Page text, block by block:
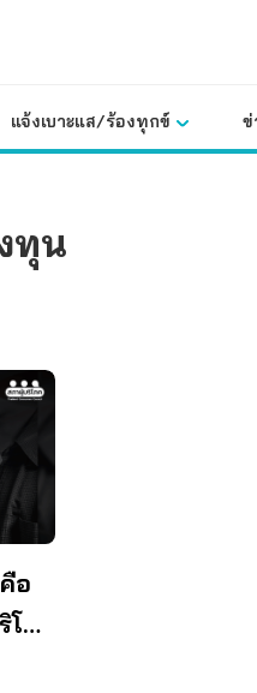
แจ้งเบาะแส/ร้องทุกข์ ข่
ทุน
อ
ภค